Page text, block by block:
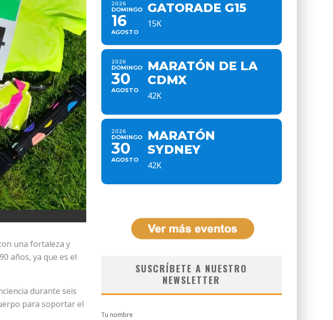
una fortaleza y
años, ya que es el
durante seis
para soportar el
2026
DOMINGO
16
AGOSTO
GATORADE G15
15K
2026
DOMINGO
30
AGOSTO
MARATÓN DE LA
CDMX
42K
2026
DOMINGO
30
AGOSTO
MARATÓN
SYDNEY
42K
SUSCRÍBETE A NUESTRO
NEWSLETTER
Tu nombre